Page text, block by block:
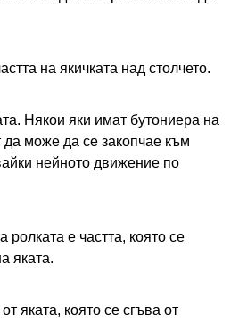
на якичката над столчето.
Някои яки имат бутониера на
да може да се закопчае към
нейното движение по
ролката е частта, която се
яката.
яката, която се сгъва от